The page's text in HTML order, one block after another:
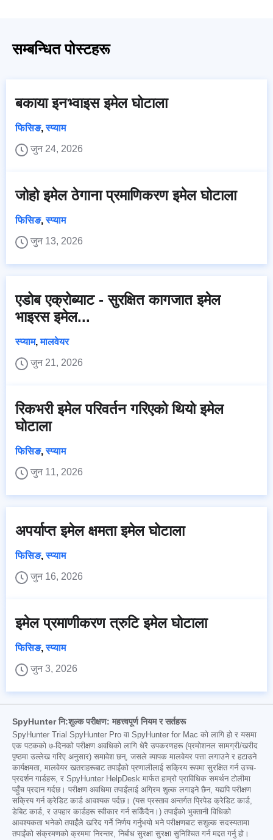
सम्बन्धित पोस्टहरू
बकाया इनभ्वाइस इमेल घोटाला
फिसिङ,स्प्याम
जुन 24, 2026
जोहो इमेल ठेगाना प्रमाणिकरण इमेल घोटाला
फिसिङ,स्प्याम
जुन 13, 2026
एडोब एक्रोब्याट - सुरक्षित कागजात इमेल
भाइरस इमेल...
स्प्याम,मालवेयर
जुन 21, 2026
रिकभरी इमेल परिवर्तन गरिएको थियो इमेल
घोटाला
फिसिङ,स्प्याम
जुन 11, 2026
अपर्याप्त इमेल क्षमता इमेल घोटाला
फिसिङ,स्प्याम
जुन 16, 2026
इमेल प्रमाणीकरण त्रुटि इमेल घोटाला
फिसिङ,स्प्याम
जुन 3, 2026
SpyHunter नि:शुल्क परीक्षण: महत्त्वपूर्ण नियम र सर्तहरू
SpyHunter Trial SpyHunter Pro वा SpyHunter for Mac को लागि हो र यसमा
एक पटकको ७-दिनको परीक्षण अवधिको लागि धेरै उपकरणहरू (प्रमोशनल सामग्री/खरीद
पृष्ठमा उल्लेख गरिए अनुसार) समावेश छन्, जसले व्यापक मालवेयर पत्ता लगाउने र हटाउने
कार्यक्षमता, मालवेयर खतराहरूबाट तपाईंको प्रणालीलाई सक्रिय रूपमा सुरक्षित गर्न उच्च-
प्रदर्शन गार्डहरू, र SpyHunter HelpDesk मार्फत हाम्रो प्राविधिक समर्थन टोलीमा
पहुँच प्रदान गर्दछ। परीक्षण अवधिमा तपाईंलाई अग्रिम शुल्क लगाइने छैन, यद्यपि परीक्षण
सक्रिय गर्न क्रेडिट कार्ड आवश्यक पर्दछ। (यस प्रस्ताव अन्तर्गत प्रिपेड क्रेडिट कार्ड,
डेबिट कार्ड, र उपहार कार्डहरू स्वीकार गर्न सकिँदैन।) तपाईंको भुक्तानी विधिको
आवश्यकता भनेको तपाईंले खरिद गर्ने निर्णय गर्नुभयो भने परीक्षणबाट सशुल्क सदस्यतामा
तपाईंको संक्रमणको क्रममा निरन्तर, निर्बाध सुरक्षा सुरक्षा सुनिश्चित गर्न मद्दत गर्नु हो।